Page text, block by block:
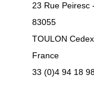
23 Rue Peiresc
83055
TOULON Cedex
France
33 (0)4 94 18